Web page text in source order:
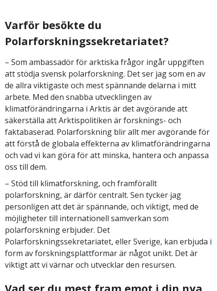
Varför besökte du
Polarforskningssekretariatet?
– Som ambassadör för arktiska frågor ingår uppgiften
att stödja svensk polarforskning. Det ser jag som en av
de allra viktigaste och mest spännande delarna i mitt
arbete. Med den snabba utvecklingen av
klimatförändringarna i Arktis är det avgörande att
säkerställa att Arktispolitiken är forsknings- och
faktabaserad. Polarforskning blir allt mer avgörande för
att förstå de globala effekterna av klimatförändringarna
och vad vi kan göra för att minska, hantera och anpassa
oss till dem.
– Stöd till klimatforskning, och framförallt
polarforskning, är därför centralt. Sen tycker jag
personligen att det är spännande, och viktigt, med de
möjligheter till internationell samverkan som
polarforskning erbjuder. Det
Polarforskningssekretariatet, eller Sverige, kan erbjuda i
form av forskningsplattformar är något unikt. Det är
viktigt att vi värnar och utvecklar den resursen.
Vad ser du mest fram emot i din nya